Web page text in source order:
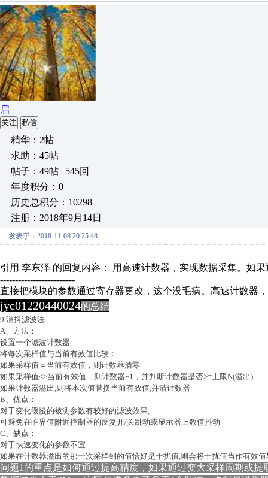
启
关注 私信
精华：2帖
求助：45帖
帖子：49帖 | 545回
年度积分：0
历史总积分：10298
注册：2018年9月14日
发表于：2018-11-08 20:25:48
引用 李东泽 的回复内容： 用高速计数器，实现数据采集。如
-------------------------
直接把模块的参数通过寄存器更改，这个没毛病。高速计数器
jyc01220440024的总结
9.消抖滤波法
A、方法：
设置一个滤波计数器
将每次采样值与当前有效值比较：
如果采样值＝当前有效值，则计数器清零
如果采样值<>当前有效值，则计数器+1 ，并判断计数器是否>=上限N(溢出)
如果计数器溢出,则将本次值替换当前有效值,并清计数器
B、优点：
对于变化缓慢的被测参数有较好的滤波效果,
可避免在临界值附近控制器的反复开/关跳动或显示器上数值抖动
C、缺点：
对于快速变化的参数不宜
如果在计数器溢出的那一次采样到的值恰好是干扰值,则会将干扰值当作有效
问题1的重点是如何通过提高精度，如果通过变大采样周期或